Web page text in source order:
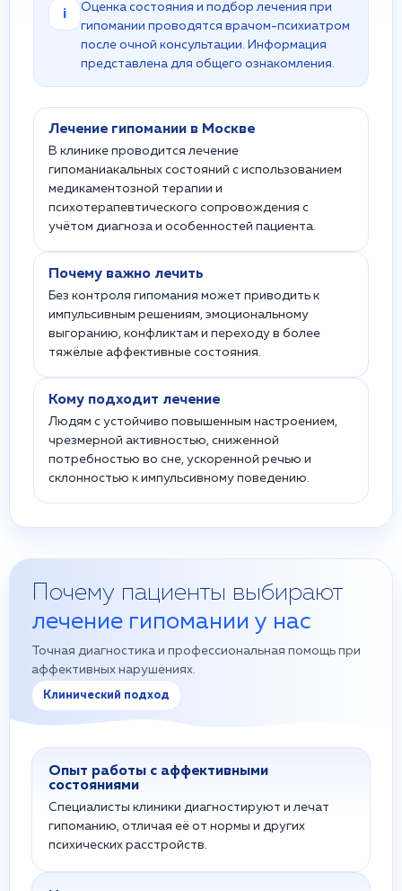
i
Оценка состояния и подбор лечения при
гипомании проводятся врачом-психиатром
после очной консультации. Информация
представлена для общего ознакомления.
Лечение гипомании в Москве
В клинике проводится лечение
гипоманиакальных состояний с использованием
медикаментозной терапии и
психотерапевтического сопровождения с
учётом диагноза и особенностей пациента.
Почему важно лечить
Без контроля гипомания может приводить к
импульсивным решениям, эмоциональному
выгоранию, конфликтам и переходу в более
тяжёлые аффективные состояния.
Кому подходит лечение
Людям с устойчиво повышенным настроением,
чрезмерной активностью, сниженной
потребностью во сне, ускоренной речью и
склонностью к импульсивному поведению.
Почему пациенты выбирают
лечение гипомании у нас
Точная диагностика и профессиональная помощь при
аффективных нарушениях.
Клинический подход
Опыт работы с аффективными
состояниями
Специалисты клиники диагностируют и лечат
гипоманию, отличая её от нормы и других
психических расстройств.